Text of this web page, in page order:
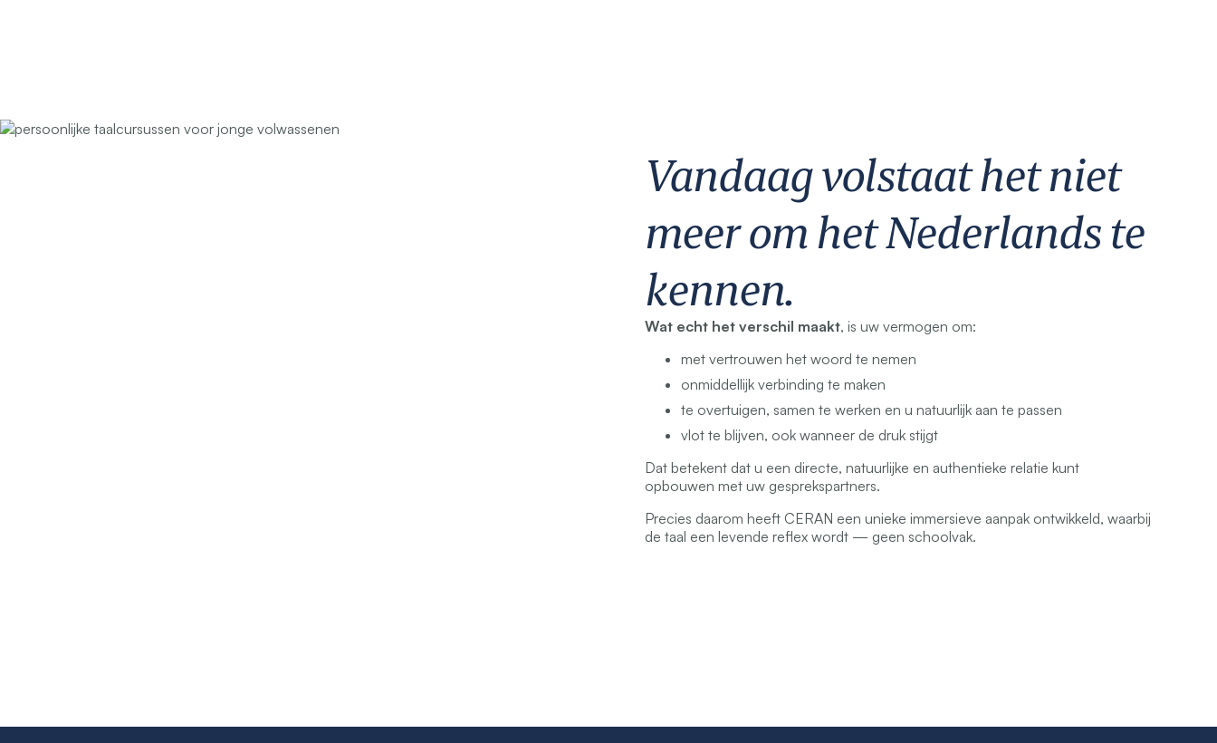
Vandaag volstaat het niet
meer om het Nederlands te
kennen.
Wat echt het verschil maakt, is uw vermogen om:
met vertrouwen het woord te nemen
onmiddellijk verbinding te maken
te overtuigen, samen te werken en u natuurlijk aan te passen
vlot te blijven, ook wanneer de druk stijgt
Dat betekent dat u een directe, natuurlijke en authentieke relatie kunt
opbouwen met uw gesprekspartners.
Precies daarom heeft CERAN een unieke immersieve aanpak ontwikkeld, waarbij
de taal een levende reflex wordt — geen schoolvak.